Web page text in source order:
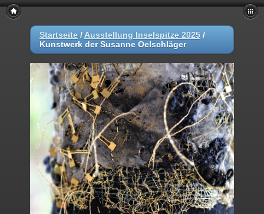
Startseite / Ausstellung Inselspitze 2025 /
Kunstwerk der Susanne Oelschläger